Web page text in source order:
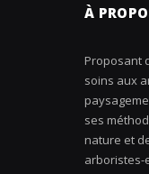
À
Proposant
soins aux
ses
nature et
arboristes-